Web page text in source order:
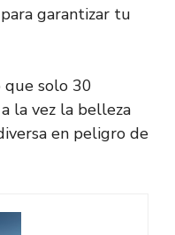
garantizar tu
que solo 30
la vez la belleza
en peligro de